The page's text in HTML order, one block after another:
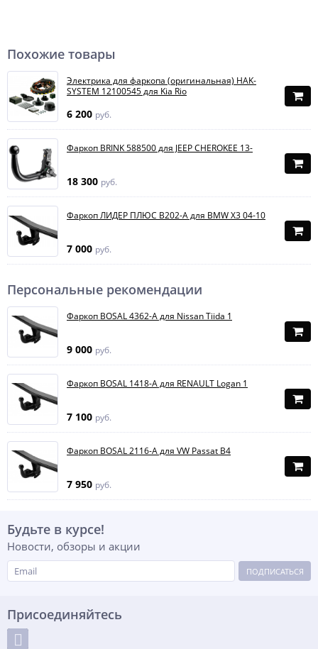
Похожие товары
Электрика для фаркопа (оригинальная) HAK-
SYSTEM 12100545 для Kia Rio
6 200 руб.
Фаркоп BRINK 588500 для JEEP CHEROKEE 13-
18 300 руб.
Фаркоп ЛИДЕР ПЛЮС B202-A для BMW X3 04-10
7 000 руб.
Персональные рекомендации
Фаркоп BOSAL 4362-A для Nissan Tiida 1
9 000 руб.
Фаркоп BOSAL 1418-A для RENAULT Logan 1
7 100 руб.
Фаркоп BOSAL 2116-A для VW Passat B4
7 950 руб.
Будьте в курсе!
Новости, обзоры и акции
ПОДПИСАТЬСЯ
Присоединяйтесь